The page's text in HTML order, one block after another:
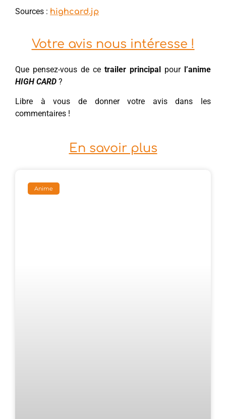
Sources : highcard.jp
Votre avis nous intéresse !
Que pensez-vous de ce trailer principal pour l’anime
HIGH CARD ?
Libre à vous de donner votre avis dans les
commentaires !
En savoir plus
Anime